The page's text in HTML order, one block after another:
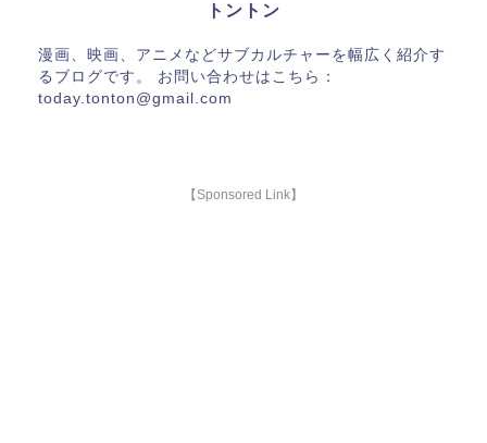
トントン
漫画、映画、アニメなどサブカルチャーを幅広く紹介す
るブログです。 お問い合わせはこちら：
today.tonton@gmail.com
【Sponsored Link】